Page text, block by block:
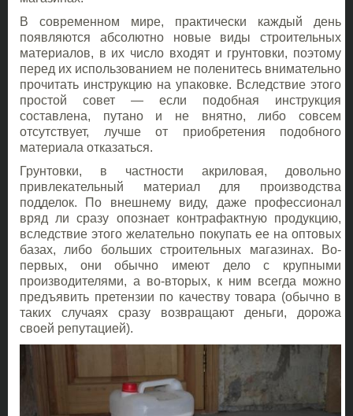
В современном мире, практически каждый день
появляются абсолютно новые виды строительных
материалов, в их число входят и грунтовки, поэтому
перед их использованием не поленитесь внимательно
прочитать инструкцию на упаковке. Вследствие этого
простой совет — если подобная инструкция
составлена, путано и не внятно, либо совсем
отсутствует, лучше от приобретения подобного
материала отказаться.
Грунтовки, в частности акриловая, довольно
привлекательный материал для производства
подделок. По внешнему виду, даже профессионал
вряд ли сразу опознает контрафактную продукцию,
вследствие этого желательно покупать ее на оптовых
базах, либо больших строительных магазинах. Во-
первых, они обычно имеют дело с крупными
производителями, а во-вторых, к ним всегда можно
предъявить претензии по качеству товара (обычно в
таких случаях сразу возвращают деньги, дорожа
своей репутацией).